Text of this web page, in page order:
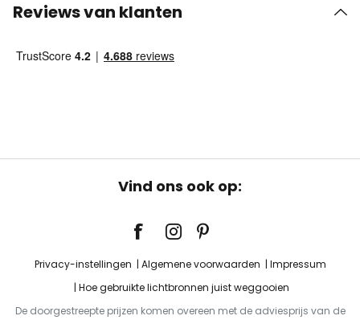
Reviews van klanten
Vind ons ook op:
Privacy-instellingen Algemene voorwaarden
Impressum
Hoe gebruikte lichtbronnen juist weggooien
De doorgestreepte prijzen komen overeen met de adviesprijs van de